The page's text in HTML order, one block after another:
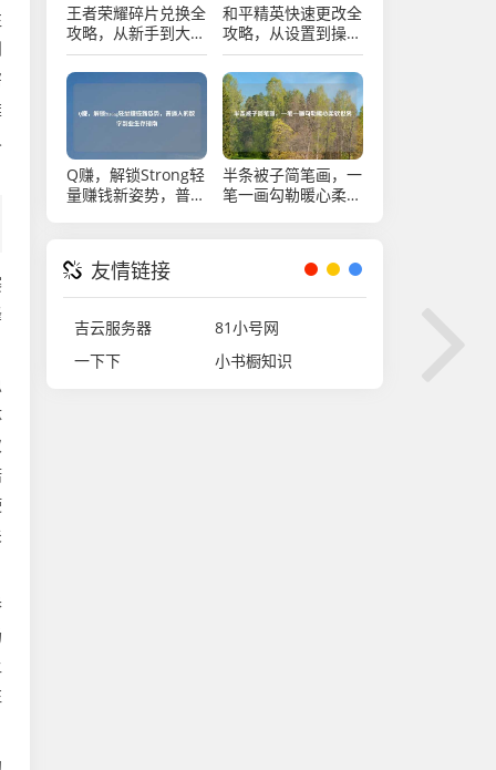
王者荣耀碎片兑换全
攻略，从新手到大神
的最值指南及可兑皮
肤大盘点
和平精英快速更改全
攻略，从设置到操
作，解锁战场高效进
阶
Q赚，解锁Strong轻
量赚钱新姿势，普通
半条被子简笔画，一
笔一画勾勒暖心柔软
友情链接
吉云服务器
81小号网
一下下
小书橱知识